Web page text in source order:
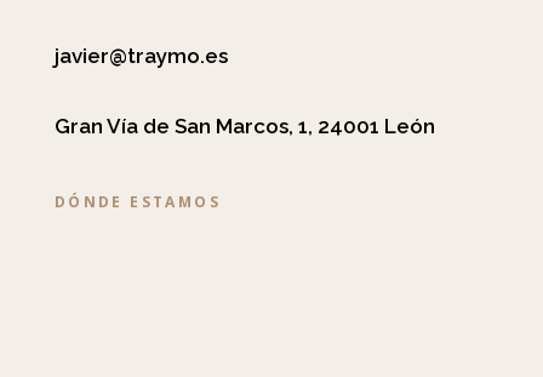
javier@traymo.es
Gran Vía de San Marcos, 1, 24001 León
DÓNDE ESTAMOS